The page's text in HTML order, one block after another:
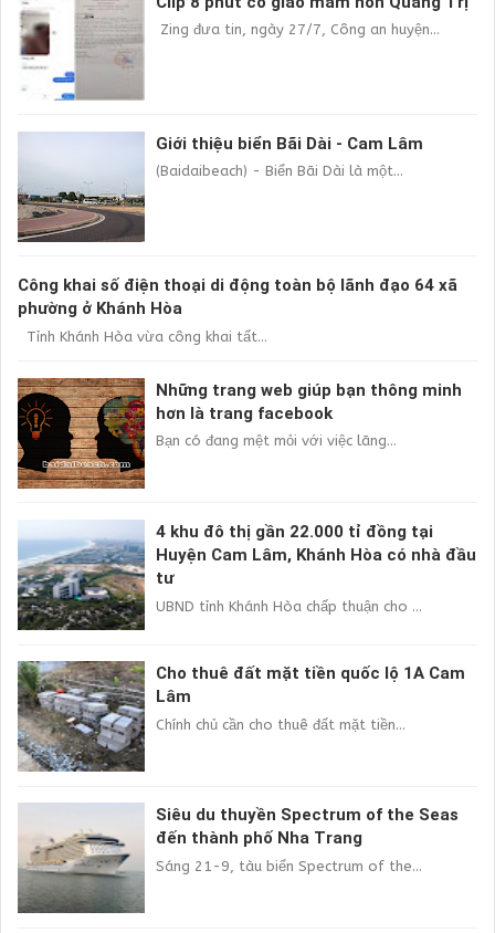
Zing đưa tin, ngày 27/7, Công an huyện...
Giới thiệu biển Bãi Dài - Cam Lâm
(Baidaibeach) - Biển Bãi Dài là một...
Công khai số điện thoại di động toàn bộ lãnh đạo 64 xã
phường ở Khánh Hòa
Tỉnh Khánh Hòa vừa công khai tất...
Những trang web giúp bạn thông minh
hơn là trang facebook
Bạn có đang mệt mỏi với việc lãng...
4 khu đô thị gần 22.000 tỉ đồng tại
Huyện Cam Lâm, Khánh Hòa có nhà đầu
tư
UBND tỉnh Khánh Hòa chấp thuận cho ...
Cho thuê đất mặt tiền quốc lộ 1A Cam
Lâm
Chính chủ cần cho thuê đất mặt tiền...
Siêu du thuyền Spectrum of the Seas
đến thành phố Nha Trang
Sáng 21-9, tàu biển Spectrum of the...